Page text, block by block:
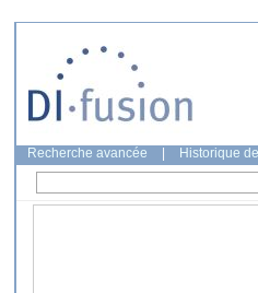
Recherche avancée Historique